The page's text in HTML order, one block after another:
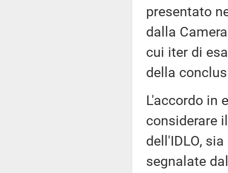
presentato
dalla
cui iter di
della
L'accordo in
considerare
dell'IDLO,
segnalate